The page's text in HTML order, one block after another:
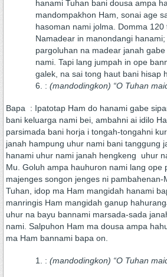
hanami Tuhan bani dousa ampa
mandompakhon Ham, sonai age
hasoman nami jolma. Domma 120
Namadear in manondangi
pargoluhan na madear janah
nami. Tapi lang jumpah in ope
galek, na sai tong haut bani hisap
: (mandodingkon) “O Tuhan
Bapa : Ipatotap Ham do hanami gabe
bani keluarga nami bei, ambahni ai idilo
parsimada bani horja i tongah-tongahni
janah hampung uhur nami bani tanggung
hanami uhur nami janah hengkeng uhur
Mu. Goluh ampa hauhuron nami lang ope
majenges songon jenges ni pambahenan-
Tuhan, idop ma Ham mangidah hanami
manringis Ham mangidah ganup
uhur na bayu bannami marsada-sada
nami. Salpuhon Ham ma dousa ampa
ma Ham bannami bapa on.
: (mandodingkon) “O Tuhan